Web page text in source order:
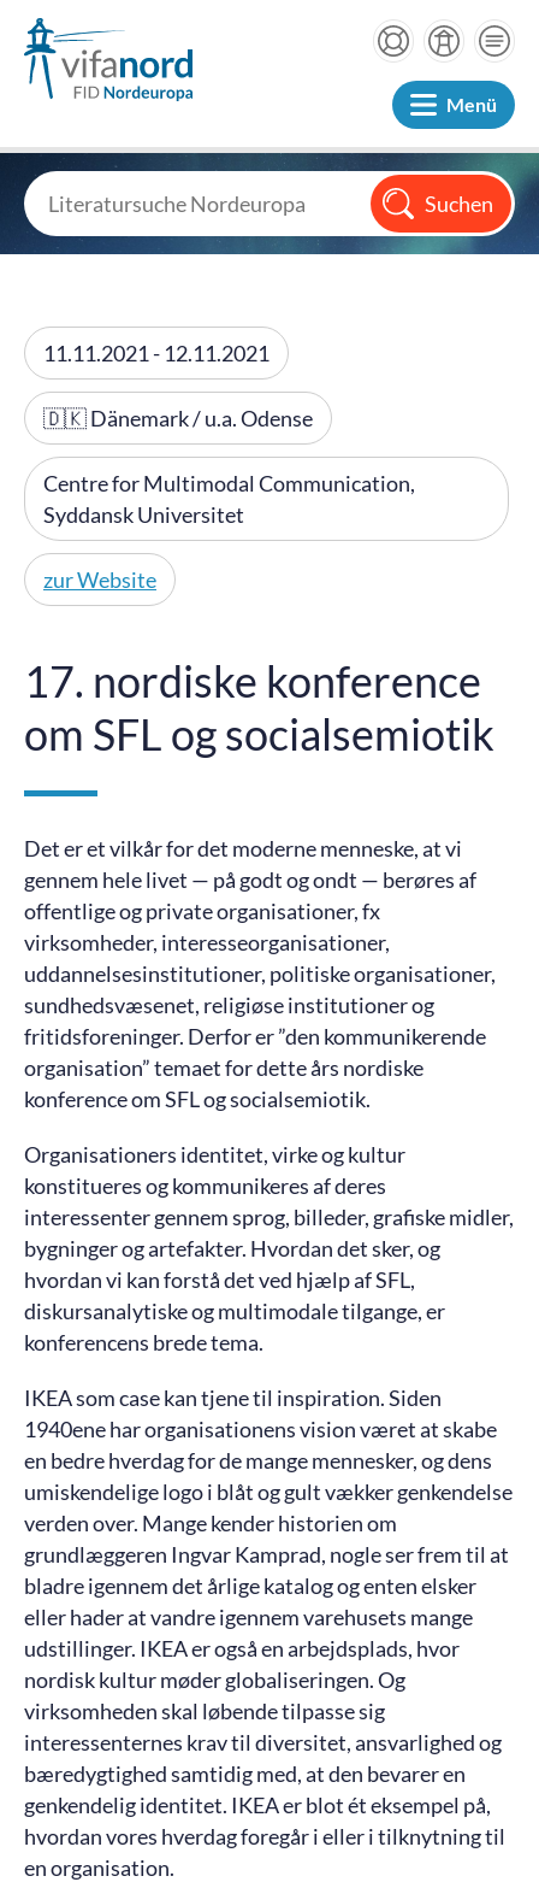
Menü
11.11.2021 - 12.11.2021
🇩🇰 Dänemark / u.a. Odense
Centre for Multimodal Communication,
Syddansk Universitet
zur Website
17. nordiske konference
om SFL og socialsemiotik
Det er et vilkår for det moderne menneske, at vi
gennem hele livet — på godt og ondt — berøres af
offentlige og private organisationer, fx
virksomheder, interesseorganisationer,
uddannelsesinstitutioner, politiske organisationer,
sundhedsvæsenet, religiøse institutioner og
fritidsforeninger. Derfor er ”den kommunikerende
organisation” temaet for dette års nordiske
konference om SFL og socialsemiotik.
Organisationers identitet, virke og kultur
konstitueres og kommunikeres af deres
interessenter gennem sprog, billeder, grafiske midler,
bygninger og artefakter. Hvordan det sker, og
hvordan vi kan forstå det ved hjælp af SFL,
diskursanalytiske og multimodale tilgange, er
konferencens brede tema.
IKEA som case kan tjene til inspiration. Siden
1940ene har organisationens vision været at skabe
en bedre hverdag for de mange mennesker, og dens
umiskendelige logo i blåt og gult vækker genkendelse
verden over. Mange kender historien om
grundlæggeren Ingvar Kamprad, nogle ser frem til at
bladre igennem det årlige katalog og enten elsker
eller hader at vandre igennem varehusets mange
udstillinger. IKEA er også en arbejdsplads, hvor
nordisk kultur møder globaliseringen. Og
virksomheden skal løbende tilpasse sig
interessenternes krav til diversitet, ansvarlighed og
bæredygtighed samtidig med, at den bevarer en
genkendelig identitet. IKEA er blot ét eksempel på,
hvordan vores hverdag foregår i eller i tilknytning til
en organisation.